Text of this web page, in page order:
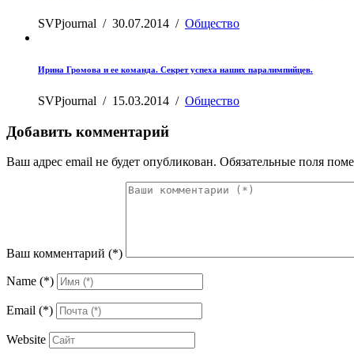
SVPjournal / 30.07.2014 / Общество
Ирина Громова и ее команда. Секрет успеха наших паралимпийцев.
SVPjournal / 15.03.2014 / Общество
Добавить комментарий
Ваш адрес email не будет опубликован. Обязательные поля
Ваш комментарий (*)
Name (*)
Email (*)
Website